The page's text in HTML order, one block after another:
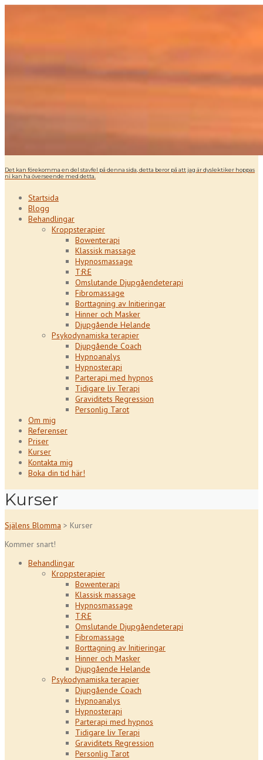
Det kan förekomma en del stavfel på denna sida, detta beror på att jag är dyslektiker hoppas
ni kan ha överseende med detta.
Startsida
Blogg
Behandlingar
Kroppsterapier
Bowenterapi
Klassisk massage
Hypnosmassage
T:R:E
Omslutande Djupgåendeterapi
Fibromassage
Borttagning av Initieringar
Hinner och Masker
Djupgående Helande
Psykodynamiska terapier
Djupgående Coach
Hypnoanalys
Hypnosterapi
Parterapi med hypnos
Tidigare liv Terapi
Graviditets Regression
Personlig Tarot
Om mig
Referenser
Priser
Kurser
Kontakta mig
Boka din tid här!
Kurser
Själens Blomma > Kurser
Kommer snart!
Behandlingar
Kroppsterapier
Bowenterapi
Klassisk massage
Hypnosmassage
T:R:E
Omslutande Djupgåendeterapi
Fibromassage
Borttagning av Initieringar
Hinner och Masker
Djupgående Helande
Psykodynamiska terapier
Djupgående Coach
Hypnoanalys
Hypnosterapi
Parterapi med hypnos
Tidigare liv Terapi
Graviditets Regression
Personlig Tarot